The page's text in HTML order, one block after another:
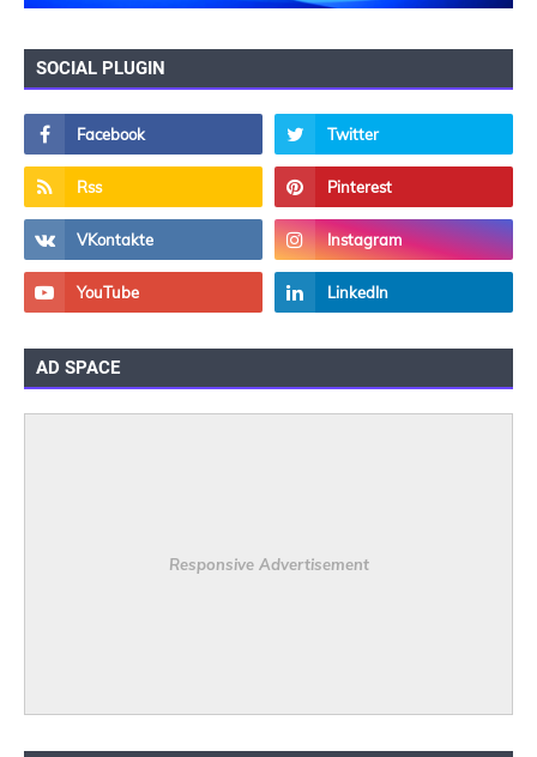
SOCIAL PLUGIN
AD SPACE
Responsive Advertisement